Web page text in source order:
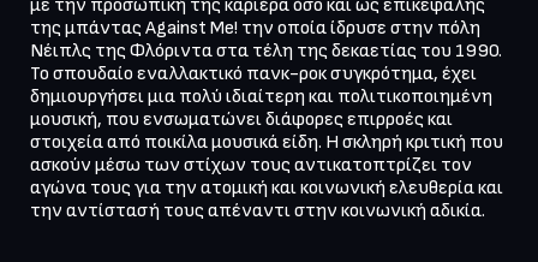
με την προσωπική της καριέρα όσο και ως επικεφαλής
της μπάντας Against Me! την οποία ίδρυσε στην πόλη
Νέιπλς της Φλόριντα στα τέλη της δεκαετίας του 1990.
Το σπουδαίο εναλλακτικό πανκ-ροκ συγκρότημα, έχει
δημιουργήσει μια πολύ ιδιαίτερη και πολιτικοποιημένη
μουσική, που ενσωματώνει διάφορες επιρροές και
στοιχεία από ποικίλα μουσικά είδη. Η σκληρή κριτική που
ασκούν μέσω των στίχων τους αντικατοπτρίζει τον
αγώνα τους για την ατομική και κοινωνική ελευθερία και
την αντίστασή τους απέναντι στην κοινωνική αδικία.